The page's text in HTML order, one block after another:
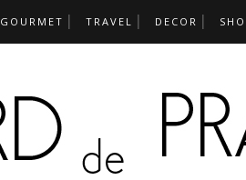
GOURMET TRAVEL DECOR